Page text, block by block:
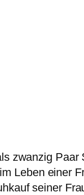
zwanzig Paar
Leben einer
seiner